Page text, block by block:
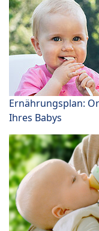
Ernährungsplan:
Ihres Babys